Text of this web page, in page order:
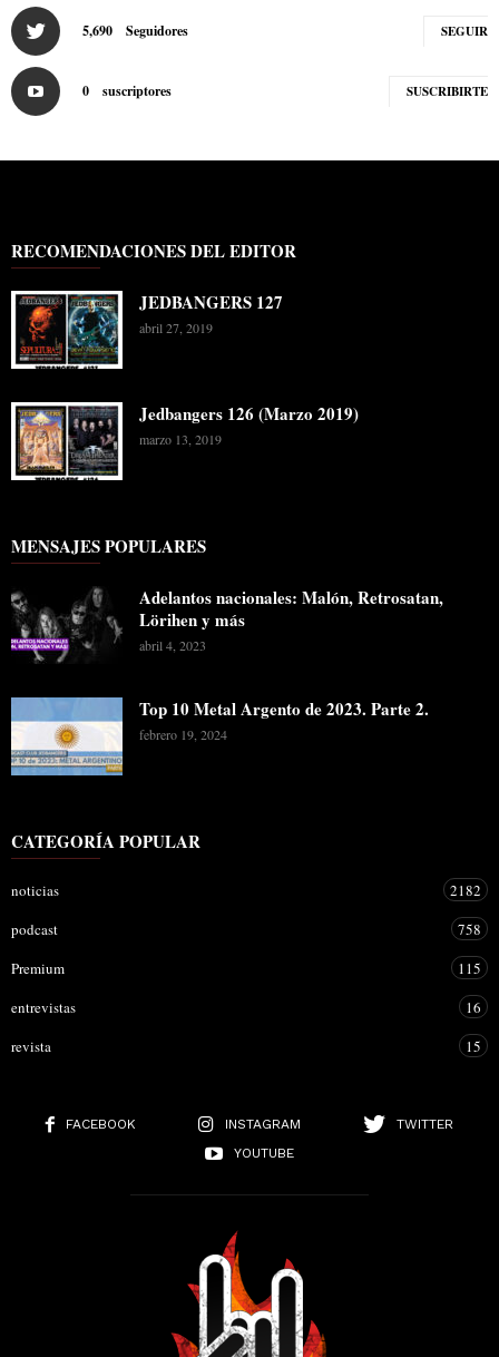
5,690 Seguidores SEGUIR
0 suscriptores SUSCRIBIRTE
RECOMENDACIONES DEL EDITOR
JEDBANGERS 127
abril 27, 2019
Jedbangers 126 (Marzo 2019)
marzo 13, 2019
MENSAJES POPULARES
Adelantos nacionales: Malón, Retrosatan,
Lörihen y más
abril 4, 2023
Top 10 Metal Argento de 2023. Parte 2.
febrero 19, 2024
CATEGORÍA POPULAR
noticias
2182
podcast
758
Premium
115
entrevistas
16
revista
15
FACEBOOK INSTAGRAM
TWITTER
YOUTUBE